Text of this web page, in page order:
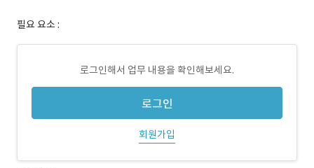
필요 요소 :
로그인해서 업무 내용을 확인해보세요.
로그인
회원가입